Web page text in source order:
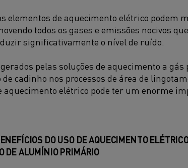
elementos de aquecimento elétrico podem
todos os gases e emissões nocivos
significativamente o nível de ruído.
pelas soluções de aquecimento a
cadinho nos processos de área de
aquecimento elétrico pode ter um enorme
DO USO DE AQUECIMENTO
DE ALUMÍNIO PRIMÁRIO